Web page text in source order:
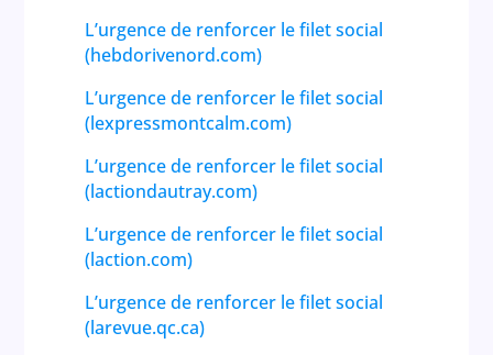
L’urgence de renforcer le filet social
(hebdorivenord.com)
L’urgence de renforcer le filet social
(lexpressmontcalm.com)
L’urgence de renforcer le filet social
(lactiondautray.com)
L’urgence de renforcer le filet social
(laction.com)
L’urgence de renforcer le filet social
(larevue.qc.ca)